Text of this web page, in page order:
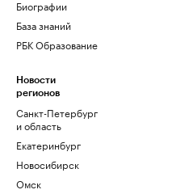
Биографии
База знаний
РБК Образование
Новости
регионов
Санкт-Петербург
и область
Екатеринбург
Новосибирск
Омск